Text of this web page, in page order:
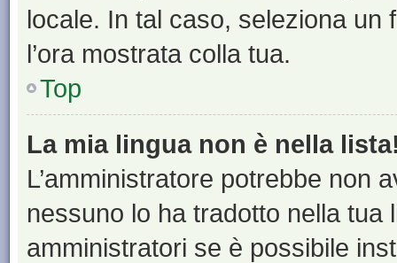
locale. In tal caso, seleziona
l’ora mostrata colla tua.
Top
La mia lingua non è nella
L’amministratore potrebbe non
nessuno lo ha tradotto nella tua
amministratori se è possibile